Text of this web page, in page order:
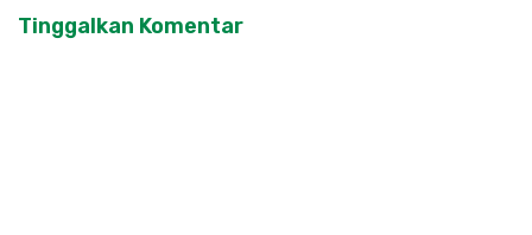
Tinggalkan Komentar